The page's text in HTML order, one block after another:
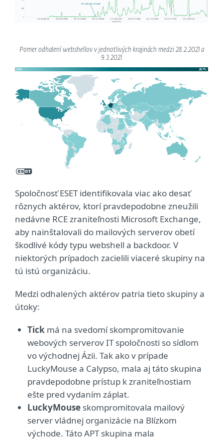
Pomer odhalení webshellov v jednotlivých krajinách medzi 28.2.2021 a
9.3.2021
Spoločnosť ESET identifikovala viac ako desať
rôznych aktérov, ktorí pravdepodobne zneužili
nedávne RCE zraniteľnosti Microsoft Exchange,
aby nainštalovali do mailových serverov obetí
škodlivé kódy typu webshell a backdoor. V
niektorých prípadoch zacielili viaceré skupiny na
tú istú organizáciu.
Medzi odhalených aktérov patria tieto skupiny a
útoky:
Tick má na svedomí skompromitovanie
webových serverov IT spoločnosti so sídlom
vo východnej Ázii. Tak ako v prípade
LuckyMouse a Calypso, mala aj táto skupina
pravdepodobne prístup k zraniteľnostiam
ešte pred vydaním záplat.
LuckyMouse skompromitovala mailový
server vládnej organizácie na Blízkom
východe. Táto APT skupina mala